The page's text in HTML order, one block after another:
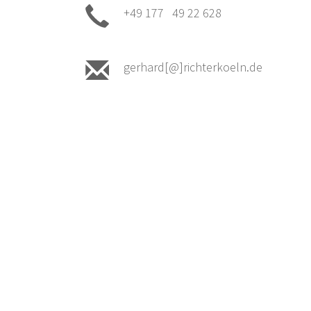
+49 177 49 22 628
gerhard[@]richterkoeln.de